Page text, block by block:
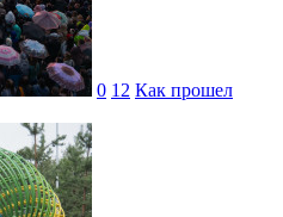
0 12 Как прошел